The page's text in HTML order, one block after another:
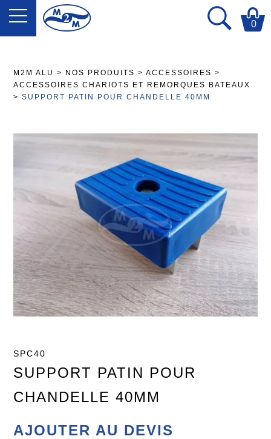
0
M2M ALU > NOS PRODUITS >ACCESSOIRES>
ACCESSOIRES CHARIOTS ET REMORQUES BATEAUX
>SUPPORT PATIN POUR CHANDELLE 40MM
SPC40
SUPPORT PATIN POUR
CHANDELLE 40MM
AJOUTER AU DEVIS